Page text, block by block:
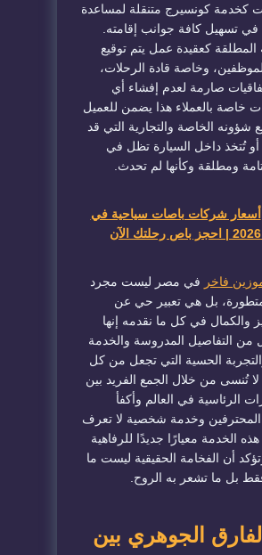
كخدمة كونسيرج متنقلة لمساعدة
في تسهيل كافة جوانب إقامته.
المطلقة كعقيدة عمل يتم توقيع
وخاصة قادة الرحلات،
صارمة لعدم إفشاء أي
خاصة بالعملاء هذا يضمن للعميل
شؤونه الخاصة والتجارية التي قد
تُتخذ داخل السيارة تظل في
ومطلقة وكأنها لم تحدث.
أسعار شركات باصات سياحية في
فاخر في مصر ليست مجرد
بل هي تعبير حي عن
والكمال في كل ما نقدمه إنها
من التفاصيل المدروسة والخدمة
والتجربة الحسية التي تجعل من كل
تُنسى من خلال الجمع الفريد بين
الرئاسية في العالم وأكفأ
المحترفين وخدمة شخصية لا تعرف
الخدمة معيارًا جديدًا للرفاهية
أن الفخامة الحقيقية ليست ما
بل ما تشعر به الروح.
الجوهري بين